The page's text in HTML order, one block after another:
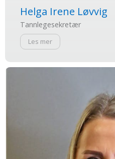
Helga Irene Løvvig
Tannlegesekretær
Les mer